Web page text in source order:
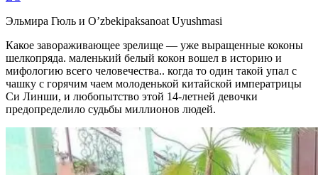
Эльмира Гюль и O’zbekipaksanoat Uyushmasi
Какое завораживающее зрелище — уже выращенные коконы
шелкопряда. маленький белый кокон вошел в историю и
мифологию всего человечества.. когда то один такой упал с
чашку с горячим чаем молоденькой китайской императрицы
Си Линши, и любопытство этой 14-летней девочки
предопределило судьбы миллионов людей.